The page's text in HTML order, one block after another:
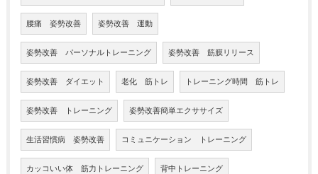
腰痛 姿勢改善 姿勢改善 運動
姿勢改善 パーソナルトレーニング 姿勢改善 筋膜リリース
姿勢改善 ダイエット 老化 筋トレ トレーニング時間 筋トレ
姿勢改善 トレーニング 姿勢改善簡単エクササイズ
生活習慣病 姿勢改善 コミュニケーション トレーニング
カッコいい体 筋力トレーニング 背中トレーニング